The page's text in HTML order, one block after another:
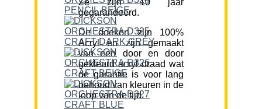
gegarandeerd.
De doeken zijn 100%
Acryl en zijn gemaakt
van een door en door
gekleurd acryl draad wat
de garantie is voor lang
behoud van kleuren in de
loop van de tijd.